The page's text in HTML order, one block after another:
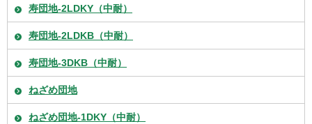
寿団地-2LDKY（中耐）
寿団地-2LDKB（中耐）
寿団地-3DKB（中耐）
ねざめ団地
ねざめ団地-1DKY（中耐）